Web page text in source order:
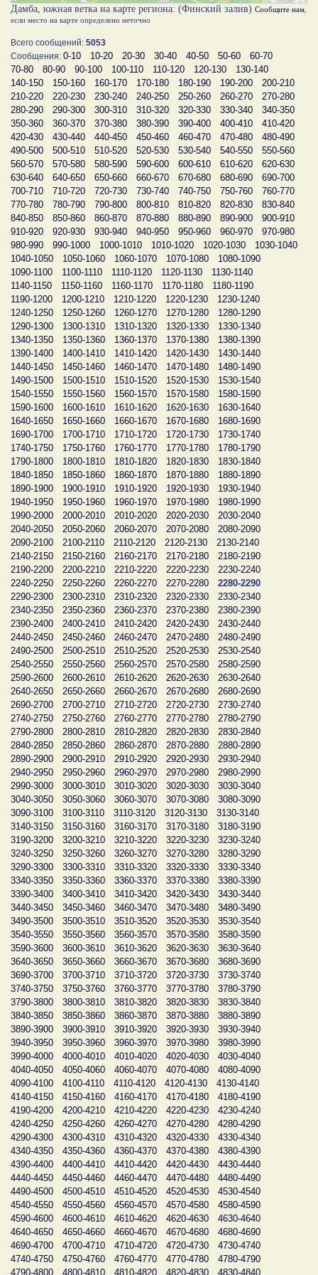
Дамба, южная ветка на карте региона: (Финский залив) Сообщите нам
если место на карте определено неточно
Всего сообщений: 5053
Сообщения: 0-10 10-20 20-30 30-40 40-50 50-60
60-70
70-80
80-90 90-100 100-110 110-120 120-130
130-140
140-150
150-160 160-170 170-180 180-190 190-200
200-210
210-220
220-230 230-240 240-250 250-260 260-270
270-280
280-290
290-300 300-310 310-320 320-330 330-340
340-350
350-360
360-370 370-380 380-390 390-400 400-410
410-420
420-430
430-440 440-450 450-460 460-470 470-480
480-490
490-500
500-510 510-520 520-530 530-540 540-550
550-560
560-570
570-580 580-590 590-600 600-610 610-620
620-630
630-640
640-650 650-660 660-670 670-680 680-690
690-700
700-710
710-720 720-730 730-740 740-750 750-760
760-770
770-780
780-790 790-800 800-810 810-820 820-830
830-840
840-850
850-860 860-870 870-880 880-890 890-900
900-910
910-920
920-930 930-940 940-950 950-960 960-970
970-980
980-990
990-1000 1000-1010 1010-1020 1020-1030
1030-1040
1040-1050
1050-1060 1060-1070 1070-1080
1080-1090
1090-1100
1100-1110 1110-1120 1120-1130
1130-1140
1140-1150
1150-1160 1160-1170 1170-1180
1180-1190
1190-1200
1200-1210 1210-1220 1220-1230
1230-1240
1240-1250
1250-1260 1260-1270 1270-1280
1280-1290
1290-1300
1300-1310 1310-1320 1320-1330
1330-1340
1340-1350
1350-1360 1360-1370 1370-1380
1380-1390
1390-1400
1400-1410 1410-1420 1420-1430
1430-1440
1440-1450
1450-1460 1460-1470 1470-1480
1480-1490
1490-1500
1500-1510 1510-1520 1520-1530
1530-1540
1540-1550
1550-1560 1560-1570 1570-1580
1580-1590
1590-1600
1600-1610 1610-1620 1620-1630
1630-1640
1640-1650
1650-1660 1660-1670 1670-1680
1680-1690
1690-1700
1700-1710 1710-1720 1720-1730
1730-1740
1740-1750
1750-1760 1760-1770 1770-1780
1780-1790
1790-1800
1800-1810 1810-1820 1820-1830
1830-1840
1840-1850
1850-1860 1860-1870 1870-1880
1880-1890
1890-1900
1900-1910 1910-1920 1920-1930
1930-1940
1940-1950
1950-1960 1960-1970 1970-1980
1980-1990
1990-2000
2000-2010 2010-2020 2020-2030
2030-2040
2040-2050
2050-2060 2060-2070 2070-2080
2080-2090
2090-2100
2100-2110 2110-2120 2120-2130
2130-2140
2140-2150
2150-2160 2160-2170 2170-2180
2180-2190
2190-2200
2200-2210 2210-2220 2220-2230
2230-2240
2240-2250
2250-2260 2260-2270 2270-2280
2280-2290
2290-2300
2300-2310 2310-2320 2320-2330
2330-2340
2340-2350
2350-2360 2360-2370 2370-2380
2380-2390
2390-2400
2400-2410 2410-2420 2420-2430
2430-2440
2440-2450
2450-2460 2460-2470 2470-2480
2480-2490
2490-2500
2500-2510 2510-2520 2520-2530
2530-2540
2540-2550
2550-2560 2560-2570 2570-2580
2580-2590
2590-2600
2600-2610 2610-2620 2620-2630
2630-2640
2640-2650
2650-2660 2660-2670 2670-2680
2680-2690
2690-2700
2700-2710 2710-2720 2720-2730
2730-2740
2740-2750
2750-2760 2760-2770 2770-2780
2780-2790
2790-2800
2800-2810 2810-2820 2820-2830
2830-2840
2840-2850
2850-2860 2860-2870 2870-2880
2880-2890
2890-2900
2900-2910 2910-2920 2920-2930
2930-2940
2940-2950
2950-2960 2960-2970 2970-2980
2980-2990
2990-3000
3000-3010 3010-3020 3020-3030
3030-3040
3040-3050
3050-3060 3060-3070 3070-3080
3080-3090
3090-3100
3100-3110 3110-3120 3120-3130
3130-3140
3140-3150
3150-3160 3160-3170 3170-3180
3180-3190
3190-3200
3200-3210 3210-3220 3220-3230
3230-3240
3240-3250
3250-3260 3260-3270 3270-3280
3280-3290
3290-3300
3300-3310 3310-3320 3320-3330
3330-3340
3340-3350
3350-3360 3360-3370 3370-3380
3380-3390
3390-3400
3400-3410 3410-3420 3420-3430
3430-3440
3440-3450
3450-3460 3460-3470 3470-3480
3480-3490
3490-3500
3500-3510 3510-3520 3520-3530
3530-3540
3540-3550
3550-3560 3560-3570 3570-3580
3580-3590
3590-3600
3600-3610 3610-3620 3620-3630
3630-3640
3640-3650
3650-3660 3660-3670 3670-3680
3680-3690
3690-3700
3700-3710 3710-3720 3720-3730
3730-3740
3740-3750
3750-3760 3760-3770 3770-3780
3780-3790
3790-3800
3800-3810 3810-3820 3820-3830
3830-3840
3840-3850
3850-3860 3860-3870 3870-3880
3880-3890
3890-3900
3900-3910 3910-3920 3920-3930
3930-3940
3940-3950
3950-3960 3960-3970 3970-3980
3980-3990
3990-4000
4000-4010 4010-4020 4020-4030
4030-4040
4040-4050
4050-4060 4060-4070 4070-4080
4080-4090
4090-4100
4100-4110 4110-4120 4120-4130
4130-4140
4140-4150
4150-4160 4160-4170 4170-4180
4180-4190
4190-4200
4200-4210 4210-4220 4220-4230
4230-4240
4240-4250
4250-4260 4260-4270 4270-4280
4280-4290
4290-4300
4300-4310 4310-4320 4320-4330
4330-4340
4340-4350
4350-4360 4360-4370 4370-4380
4380-4390
4390-4400
4400-4410 4410-4420 4420-4430
4430-4440
4440-4450
4450-4460 4460-4470 4470-4480
4480-4490
4490-4500
4500-4510 4510-4520 4520-4530
4530-4540
4540-4550
4550-4560 4560-4570 4570-4580
4580-4590
4590-4600
4600-4610 4610-4620 4620-4630
4630-4640
4640-4650
4650-4660 4660-4670 4670-4680
4680-4690
4690-4700
4700-4710 4710-4720 4720-4730
4730-4740
4740-4750
4750-4760 4760-4770 4770-4780
4780-4790
4790-4800
4800-4810 4810-4820 4820-4830
4830-4840